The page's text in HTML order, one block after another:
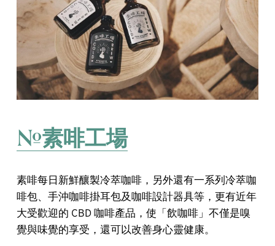
#素啡工場
素啡每日新鮮釀製冷萃咖啡，另外還有一系列冷萃咖
啡包、手沖咖啡掛耳包及咖啡設計器具等，更有近年
大受歡迎的 CBD 咖啡產品，使「飲咖啡」不僅是嗅
覺與味覺的享受，還可以改善身心靈健康。